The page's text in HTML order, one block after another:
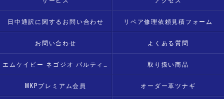
日中通訳に関するお問い合わせ リペア修理依頼見積フォーム
お問い合わせ よくある質問
取り扱い商品
MKPプレミアム会員 オーダー革ツナギ